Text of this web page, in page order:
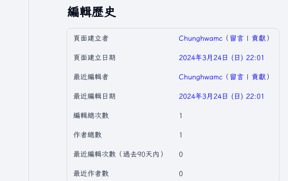
編輯歷史
頁面建立者 Chunghwamc （ 留言 | 貢獻 ）
頁面建立日期 2024年3月24日 (日) 22:01
最近編輯者 Chunghwamc （ 留言 | 貢獻 ）
最近編輯日期 2024年3月24日 (日) 22:01
編輯總次數 1
作者總數 1
最近編輯次數（過去90天內） 0
最近作者數 0